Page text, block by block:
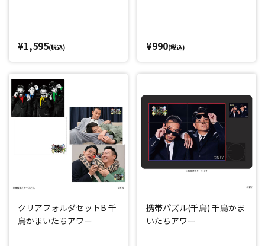
¥1,595(税込) ¥990(税込)
クリアフォルダセットB 千
鳥かまいたちアワー
携帯パズル(千鳥) 千鳥かま
いたちアワー